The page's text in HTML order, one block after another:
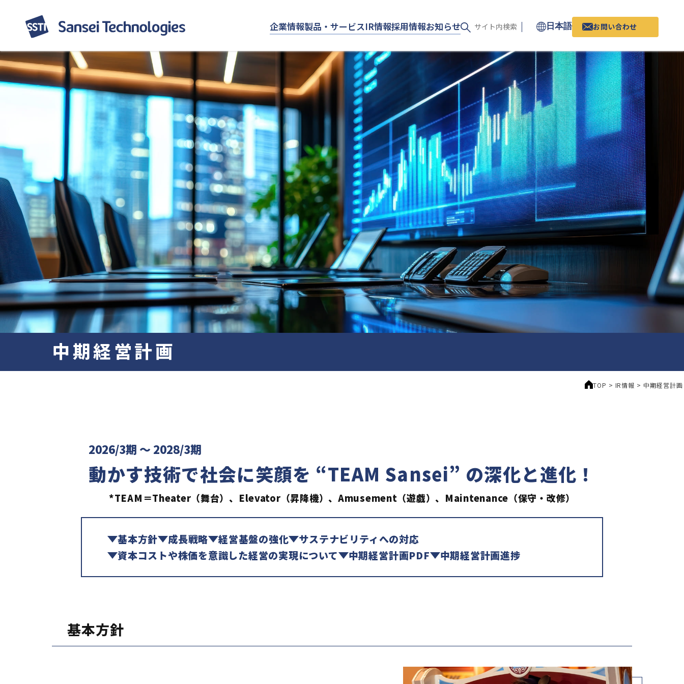
企業情報製品・サービスIR情報採用情報お知らせ 日本語 お問い合わせ
中期経営計画
TOP > IR情報 > 中期経営計画
2026/3期 ～ 2028/3期
動かす技術で社会に笑顔を “TEAM Sansei” の深化と進化！
*TEAM＝Theater（舞台）、Elevator（昇降機）、Amusement（遊戯）、Maintenance（保守・改修）
基本方針 成長戦略 経営基盤の強化
サステナビリティへの対応
資本コストや株価を意識した経営の実現について
中期経営計画PDF 中期経営計画進捗
基本方針